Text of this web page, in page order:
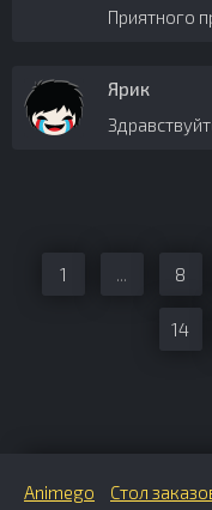
Приятного
Ярик
1 ... 8
14
Animego Стол